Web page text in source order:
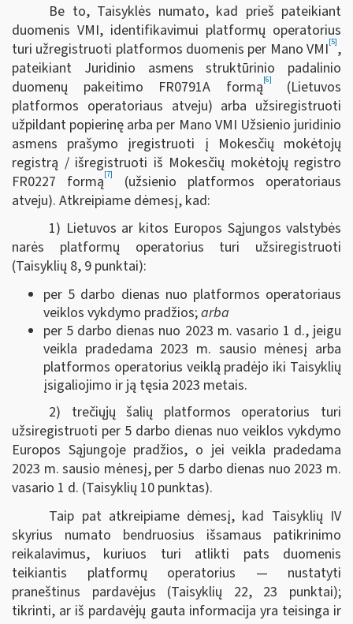
Be to, Taisyklės numato, kad prieš pateikiant
duomenis VMI, identifikavimui platformų operatorius
turi užregistruoti platformos duomenis per Mano VMI[5],
pateikiant Juridinio asmens struktūrinio padalinio
duomenų pakeitimo FR0791A formą[6]
(Lietuvos
platformos operatoriaus atveju) arba užsiregistruoti
užpildant popierinę arba per Mano VMI Užsienio juridinio
asmens prašymo įregistruoti į Mokesčių mokėtojų
registrą / išregistruoti iš Mokesčių mokėtojų registro
FR0227 formą[7]
(užsienio platformos operatoriaus
atveju). Atkreipiame dėmesį, kad:
1) Lietuvos ar kitos Europos Sąjungos valstybės
narės platformų operatorius turi užsiregistruoti
(Taisyklių 8, 9 punktai):
per 5 darbo dienas nuo platformos operatoriaus
veiklos vykdymo pradžios;arba
per 5 darbo dienas nuo 2023 m. vasario 1 d., jeigu
veikla pradedama 2023 m. sausio mėnesį arba
platformos operatorius veiklą pradėjo iki Taisyklių
įsigaliojimo ir ją tęsia 2023 metais.
2) trečiųjų šalių platformos operatorius turi
užsiregistruoti per 5 darbo dienas nuo veiklos vykdymo
Europos Sąjungoje pradžios, o jei veikla pradedama
2023 m. sausio mėnesį, per 5 darbo dienas nuo 2023 m.
vasario 1 d. (Taisyklių 10 punktas).
Taip pat atkreipiame dėmesį, kad Taisyklių IV
skyrius numato bendruosius išsamaus patikrinimo
reikalavimus, kuriuos turi atlikti pats duomenis
teikiantis platformų operatorius — nustatyti
praneštinus pardavėjus (Taisyklių 22, 23 punktai);
tikrinti, ar iš pardavėjų gauta informacija yra teisinga ir